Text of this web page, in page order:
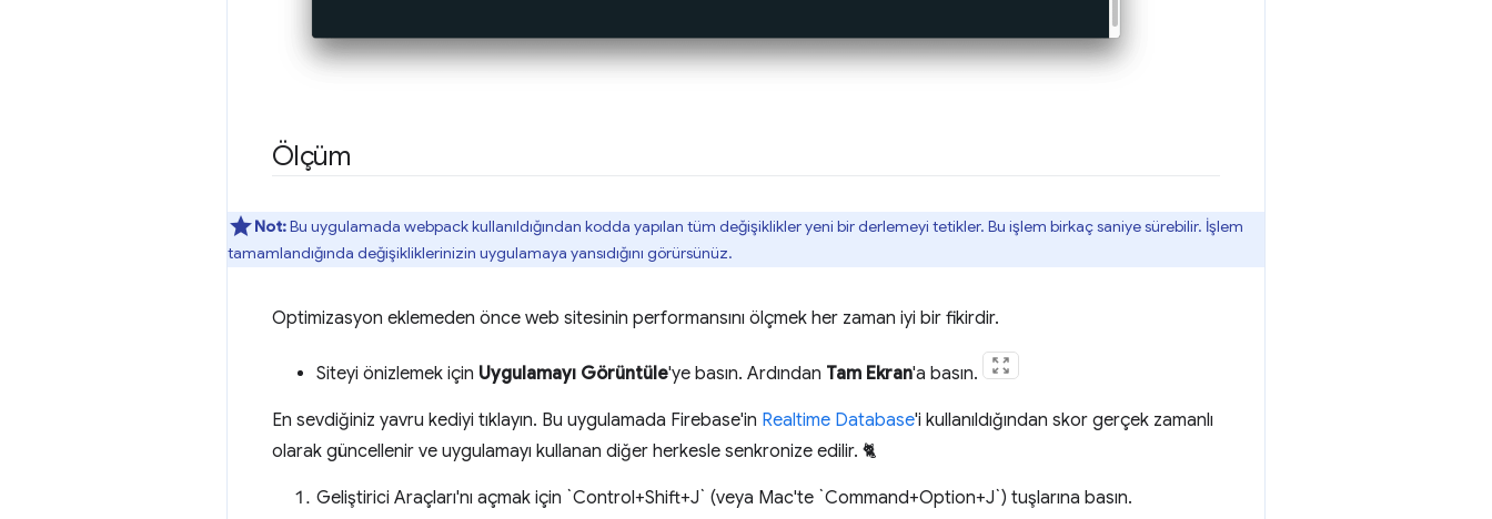
Ölçüm
Not:Bu uygulamada webpack kullanıldığından kodda yapılan tüm değişiklikler yeni bir derlemeyi tetikler. Bu işlem birkaç saniye sürebilir. İşlem
tamamlandığında değişikliklerinizin uygulamaya yansıdığını görürsünüz.
Optimizasyon eklemeden önce web sitesinin performansını ölçmek her zaman iyi bir fikirdir.
Siteyi önizlemek için Uygulamayı Görüntüle'ye basın. Ardından Tam Ekran'a basın.
En sevdiğiniz yavru kediyi tıklayın. Bu uygulamada Firebase'in Realtime Database'i kullanıldığından skor gerçek zamanlı
olarak güncellenir ve uygulamayı kullanan diğer herkesle senkronize edilir. 🐈
Geliştirici Araçları'nı açmak için `Control+Shift+J` (veya Mac'te `Command+Option+J`) tuşlarına basın.